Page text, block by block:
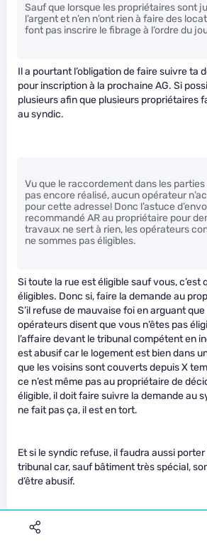
Sauf que lorsque les propriétaires sont
l’argent et n’en n’ont rien à faire des
font pas inscrire le fibrage à l’ordre du
Il a pourtant l’obligation de faire suivre ta
pour inscription à la prochaine AG. Si
plusieurs afin que plusieurs propriétaires
au syndic.
Vu que le raccordement dans les parties
pas encore réalisé, aucun opérateur
pour cette adresse! Donc l’astuce
recommandé AR au propriétaire pour
travaux ne sert à rien, les opérateurs
ne sommes pas éligibles.
Si toute la rue est éligible sauf vous, c’est
éligibles. Donc si, faire la demande au
S’il refuse de mauvaise foi en arguant
opérateurs disent que vous n’êtes pas
l’affaire devant le tribunal compétent en
est abusif car le logement est bien dans
que les voisins sont couverts depuis X
ce n’est même pas au propriétaire de
éligible, il doit faire suivre la demande au
ne fait pas ça, il est en tort.
Et si le syndic refuse, il faudra aussi
tribunal car, sauf bâtiment très spécial,
d’être abusif.
Après je suis d’accord que c’est casse-
démarches face à des casse-couilles qui